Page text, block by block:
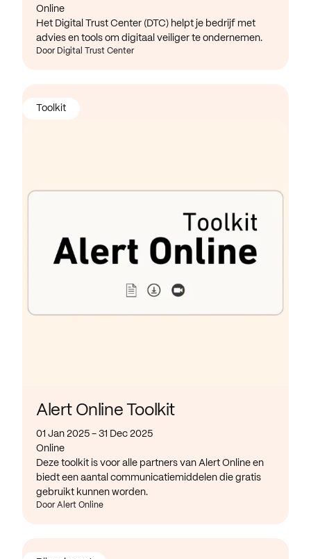
Online
Het Digital Trust Center (DTC) helpt je bedrijf met
advies en tools om digitaal veiliger te ondernemen.
Door Digital Trust Center
Alert Online Toolkit
01 Jan 2025 - 31 Dec 2025
Online
Deze toolkit is voor alle partners van Alert Online en
biedt een aantal communicatiemiddelen die gratis
gebruikt kunnen worden.
Door Alert Online
Toolkit